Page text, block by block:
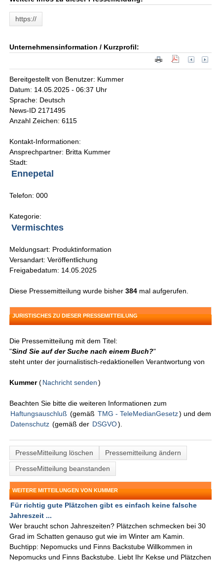
https://
Unternehmensinformation / Kurzprofil:
Bereitgestellt von Benutzer: Kummer
Datum: 14.05.2025 - 06:37 Uhr
Sprache: Deutsch
News-ID 2171495
Anzahl Zeichen: 6115
Kontakt-Informationen:
Ansprechpartner: Britta Kummer
Stadt:
Ennepetal
Telefon: 000
Kategorie:
Vermischtes
Meldungsart: Produktinformation
Versandart: Veröffentlichung
Freigabedatum: 14.05.2025
Diese Pressemitteilung wurde bisher384 mal aufgerufen.
JURISTISCHES ZU DIESER PRESSEMITTEILUNG
Die Pressemitteilung mit dem Titel:
"Sind Sie auf der Suche nach einem Buch?"
steht unter der journalistisch-redaktionellen Verantwortung von
Kummer(Nachricht senden )
Beachten Sie bitte die weiteren Informationen zum
Haftungsauschluß (gemäß TMG - TeleMedianGesetz) und dem
Datenschutz (gemäß der DSGVO).
PresseMitteilung löschen
Pressemitteilung ändern
PresseMitteilung beanstanden
WEITERE MITTEILUNGEN VON KUMMER
Für richtig gute Plätzchen gibt es einfach keine falsche
Jahreszeit ...
Wer braucht schon Jahreszeiten? Plätzchen schmecken bei 30
Grad im Schatten genauso gut wie im Winter am Kamin.
Buchtipp: Nepomucks und Finns Backstube Willkommen in
Nepomucks und Finns Backstube. Liebt Ihr Kekse und Plätzchen